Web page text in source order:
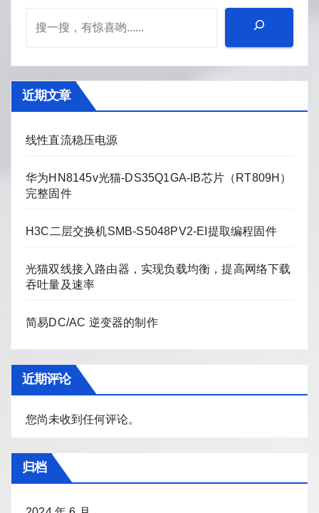
近期文章
线性直流稳压电源
华为HN8145v光猫-DS35Q1GA-IB芯片（RT809H）
完整固件
H3C二层交换机SMB-S5048PV2-EI提取编程固件
光猫双线接入路由器，实现负载均衡，提高网络下载
吞吐量及速率
简易DC/AC 逆变器的制作
近期评论
您尚未收到任何评论。
归档